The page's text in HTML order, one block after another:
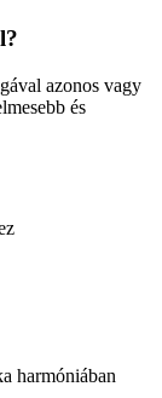
azonos vagy
és
harmóniában